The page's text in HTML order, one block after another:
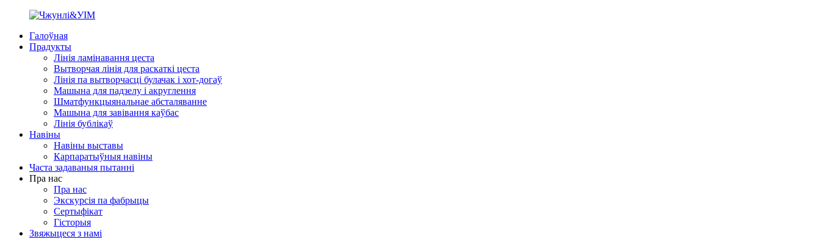
Галоўная
Прадукты
Лінія ламінавання цеста
Вытворчая лінія для раскаткі цеста
Лінія па вытворчасці булачак і хот-догаў
Машына для падзелу і акруглення
Шматфункцыянальнае абсталяванне
Машына для завівання каўбас
Лінія бублікаў
Навіны
Навіны выставы
Карпаратыўныя навіны
Часта задаваныя пытанні
Пра нас
Пра нас
Экскурсія па фабрыцы
Сертыфікат
Гісторыя
Звяжыцеся з намі